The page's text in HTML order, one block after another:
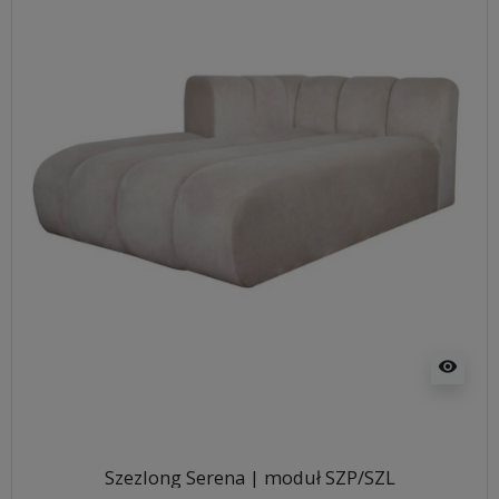
visibility
Szezlong Serena | moduł SZP/SZL